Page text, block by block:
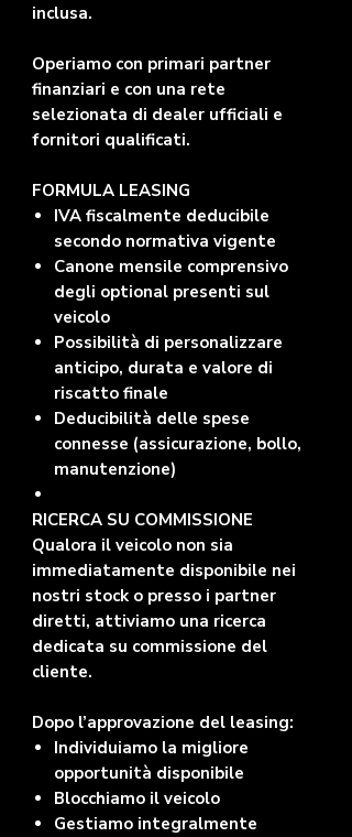
inclusa.
Operiamo con primari partner
finanziari e con una rete
selezionata di dealer ufficiali e
fornitori qualificati.
FORMULA LEASING
IVA fiscalmente deducibile
secondo normativa vigente
Canone mensile comprensivo
degli optional presenti sul
veicolo
Possibilità di personalizzare
anticipo, durata e valore di
riscatto finale
Deducibilità delle spese
connesse (assicurazione, bollo,
manutenzione)
RICERCA SU COMMISSIONE
Qualora il veicolo non sia
immediatamente disponibile nei
nostri stock o presso i partner
diretti, attiviamo una ricerca
dedicata su commissione del
cliente.
Dopo l’approvazione del leasing:
Individuiamo la migliore
opportunità disponibile
Blocchiamo il veicolo
Gestiamo integralmente